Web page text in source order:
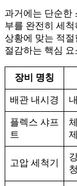
과거에는 단순한
부를 완전히 세
상황에 맞는 적
절감하는 핵심 요
장비 명칭
배관 내시경
플렉스 샤프
트
고압 세척기